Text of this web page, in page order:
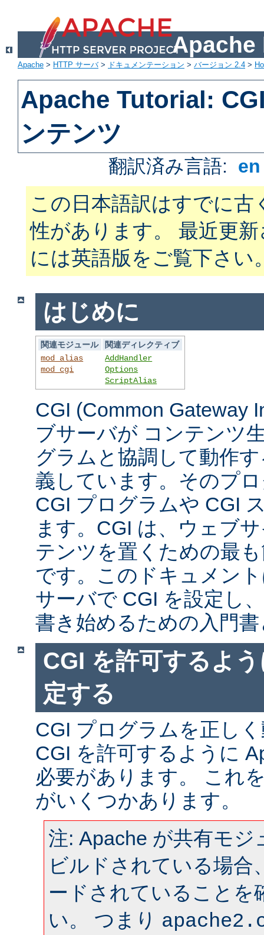
Apache
Apache > HTTP サーバ> ドキュメンテーション > バージョン 2.4 >
Apache Tutorial:
ンテンツ
翻訳済み言語:
この日本語訳はすでに古
性があります。 最近更
には英語版をご覧下さい
はじめに
関連モジュール
関連ディレクティブ
mod_alias
mod_cgi
AddHandler
Options
ScriptAlias
CGI (Common Gateway
ブサーバが コンテンツ
グラムと協調して動作
義しています。そのプ
CGI プログラムや CGI
ます。CGI は、ウェブ
テンツを置くための最
です。このドキュメン
サーバで CGI を設定し
書き始めるための入門
CGI を許可するよ
定する
CGI プログラムを正し
CGI を許可するように
必要があります。 これ
がいくつかあります。
注: Apache が共有モジ
ビルドされている場合
ードされていることを
い。 つまり